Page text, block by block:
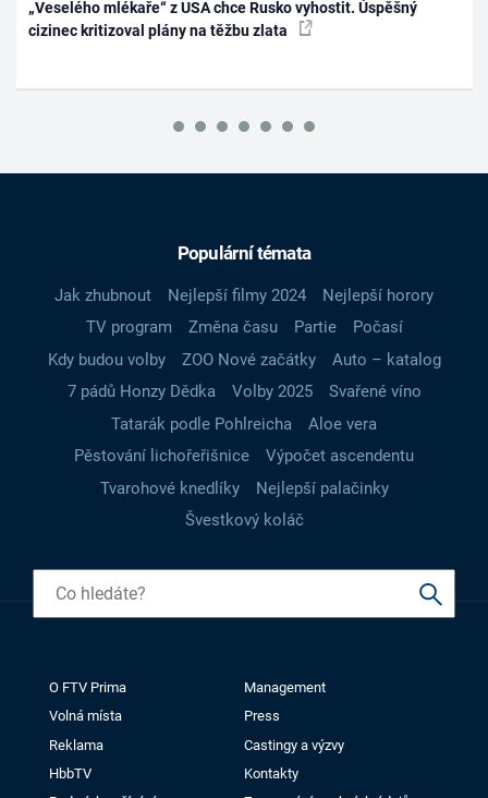
„Veselého mlékaře“ z USA chce Rusko vyhostit. Úspěšný
cizinec kritizoval plány na těžbu zlata
Populární témata
Jak zhubnout Nejlepší filmy 2024
Nejlepší horory
TV program
Změna času Partie
Počasí
Kdy budou volby
ZOO Nové začátky
Auto – katalog
7 pádů Honzy Dědka
Volby 2025
Svařené víno
Tatarák podle Pohlreicha
Aloe vera
Pěstování lichořeřišnice
Výpočet ascendentu
Tvarohové knedlíky
Nejlepší palačinky
Švestkový koláč
O FTV Prima
Management
Volná místa
Press
Reklama
Castingy a výzvy
HbbTV
Kontakty